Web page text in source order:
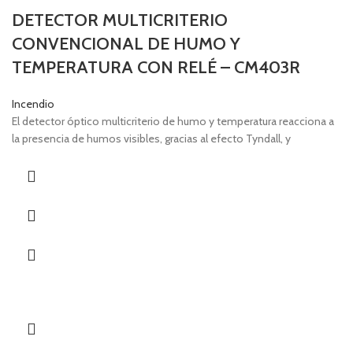
DETECTOR MULTICRITERIO
CONVENCIONAL DE HUMO Y
TEMPERATURA CON RELÉ – CM403R
Incendio
El detector óptico multicriterio de humo y temperatura reacciona a
la presencia de humos visibles, gracias al efecto Tyndall, y